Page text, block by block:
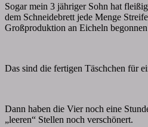
Sogar mein 3 jähriger Sohn hat
dem Schneidebrett jede Menge
Großproduktion an Eicheln
Das sind die fertigen Täschchen für
Dann haben die Vier noch eine
„leeren“ Stellen noch verschönert.